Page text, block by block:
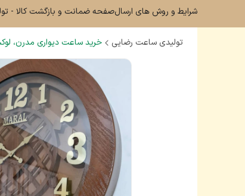
شرایط و روش های ارسالصفحه ضمانت و بازگشت کالا -
تولیدی ساعت رضایی خرید ساعت دیواری مدرن،